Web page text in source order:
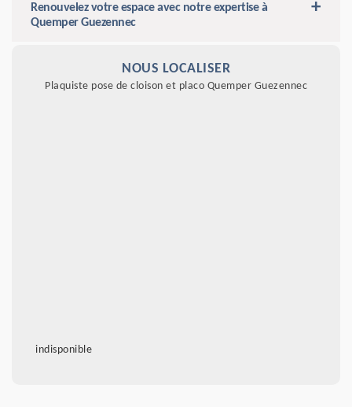
Renouvelez votre espace avec notre expertise à
Quemper Guezennec
NOUS LOCALISER
Plaquiste pose de cloison et placo Quemper Guezennec
indisponible